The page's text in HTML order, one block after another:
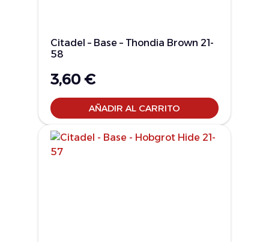
Citadel – Base – Thondia Brown 21-
58
3,60 €
AÑADIR AL CARRITO